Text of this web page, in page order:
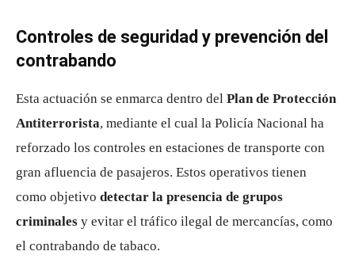
Controles de seguridad y prevención del
contrabando
Esta actuación se enmarca dentro del Plan de Protección
Antiterrorista, mediante el cual la Policía Nacional ha
reforzado los controles en estaciones de transporte con
gran afluencia de pasajeros. Estos operativos tienen
como objetivo detectar la presencia de grupos
criminales y evitar el tráfico ilegal de mercancías, como
el contrabando de tabaco.